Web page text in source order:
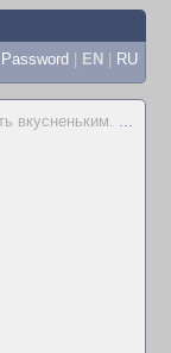
| EN | RU
вкусненьким. ...